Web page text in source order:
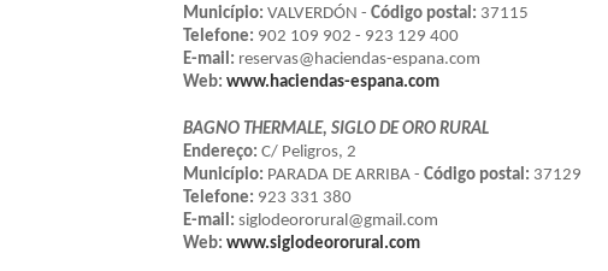
Município: VALVERDÓN - Código postal: 37115
Telefone: 902 109 902 - 923 129 400
E-mail: reservas@haciendas-espana.com
Web: www.haciendas-espana.com
BAGNO THERMALE, SIGLO DE ORO RURAL
Endereço: C/ Peligros, 2
Município: PARADA DE ARRIBA - Código postal: 37129
Telefone: 923 331 380
E-mail: siglodeororural@gmail.com
Web: www.siglodeororural.com